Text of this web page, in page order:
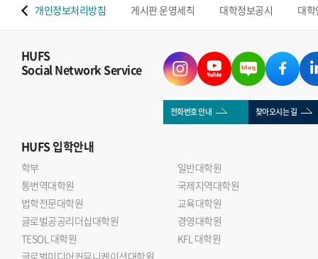
개인정보처리방침 게시판 운영세칙 대학정보공시 대
HUFS
Social Network Service
전화번호 안내 찾아오시는 길
HUFS입학안내
학부
일반대학원
통번역대학원
국제지역대학원
법학전문대학원
교육대학원
글로벌공공리더십대학원
경영대학원
TESOL 대학원
KFL 대학원
글로벌미디어커뮤니케이션대학원